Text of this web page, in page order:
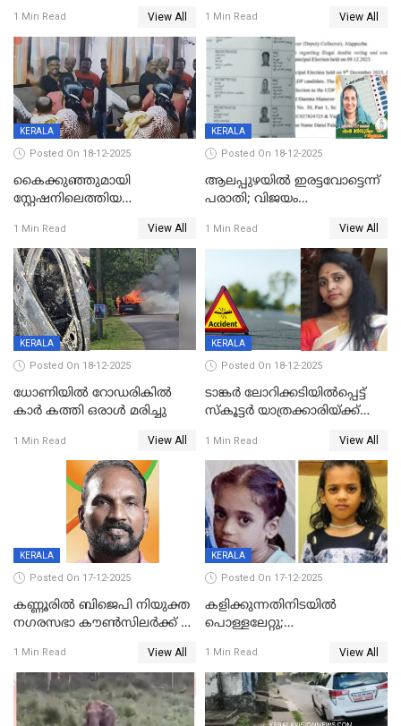
നടുക്കുന്ന സംഭവം
വാളയാറിൽ
1 Min Read View All
കോടി രൂപ
1 Min Read View All
KERALA
Posted On 18-12-2025
കൈക്കുഞ്ഞുമായി
സ്റ്റേഷനിലെത്തിയ
കരണത്തടിച്ചു; CC ടിവി
ദൃശ്യങ്ങൾ പുറത്ത്
1 Min Read View All
KERALA
Posted On 18-12-2025
ആലപ്പുഴയിൽ ഇരട്ടവോട്ടെന്ന്
പരാതി; വിജയം
വാർഡിലെ എൽഡിഎഫ്
സ്ഥാനാർത്ഥി
1 Min Read View All
KERALA
Posted On 18-12-2025
ധോണിയിൽ റോഡരികിൽ
കാർ കത്തി ഒരാൾ മരിച്ചു
1 Min Read View All
KERALA
Posted On 18-12-2025
ടാങ്കർ ലോറിക്കടിയിൽപ്പെട്ട്
സ്കൂട്ടർ യാത്രക്കാരിയ്ക്ക്
കണ്ടോത്ത് ദേശീയ പാതയിൽ
1 Min Read View All
KERALA
Posted On 17-12-2025
കണ്ണൂരിൽ ബിജെപി നിയുക്ത
നഗരസഭാ കൗൺസിലർക്ക് 36
1 Min Read View All
KERALA
Posted On 17-12-2025
കളിക്കുന്നതിനിടയിൽ
പൊള്ളലേറ്റു;
ക്ലാസ് വിദ്യാർത്ഥിനി മരിച്ചു
1 Min Read View All